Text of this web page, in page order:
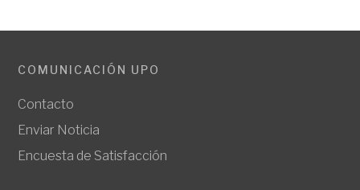
COMUNICACIÓN UPO
Contacto
Enviar Noticia
Encuesta de Satisfacción